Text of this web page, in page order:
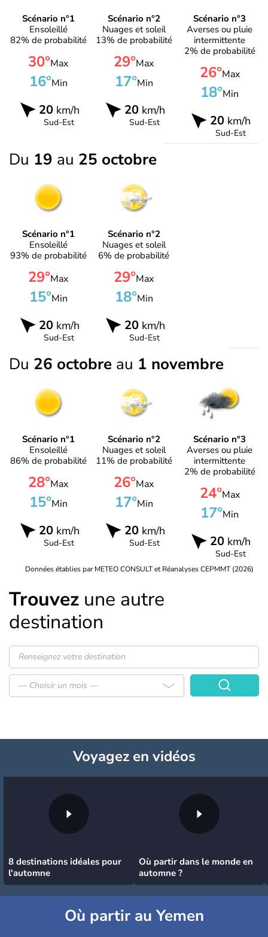
Scénario n°1
Ensoleillé
82% de probabilité
30°Max
16°Min
20km/h
Sud-Est
Scénario n°2
Nuages et soleil
13% de probabilité
29°Max
17°Min
20km/h
Sud-Est
Scénario n°3
Averses ou pluie
intermittente
2% de probabilité
26°Max
18°Min
20 km/h
Sud-Est
Du 19 au 25 octobre
Scénario n°1
Ensoleillé
93% de probabilité
29°Max
15°Min
20km/h
Sud-Est
Scénario n°2
Nuages et soleil
6% de probabilité
29°Max
18°Min
20km/h
Sud-Est
Du 26 octobre au 1 novembre
Scénario n°1
Ensoleillé
86% de probabilité
28°Max
15°Min
20km/h
Sud-Est
Scénario n°2
Nuages et soleil
11% de probabilité
26°Max
17°Min
20km/h
Sud-Est
Scénario n°3
Averses ou pluie
intermittente
2% de probabilité
24°Max
17°Min
20 km/h
Sud-Est
Données établies par METEO CONSULT et Réanalyses CEPMMT (2026)
Trouvez une autre
destination
— Choisir un mois —
Voyagezen vidéos
8 destinations idéales pour
l'automne
Où partir dans le monde en
automne ?
Où partir au Yemen